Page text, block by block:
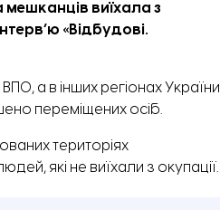
мешканців виїхала з
«Відбудові.
а в інших регіонах України
переміщених осіб.
територіях
які не виїхали з окупації.